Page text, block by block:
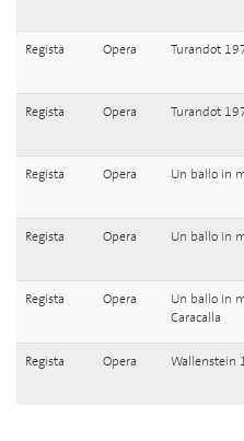
Regista Opera Turandot
Regista Opera Turandot
Regista Opera Un ballo in
Regista Opera Un ballo in
Regista Opera
Un ballo in
Caracalla
Regista Opera Wallenstein